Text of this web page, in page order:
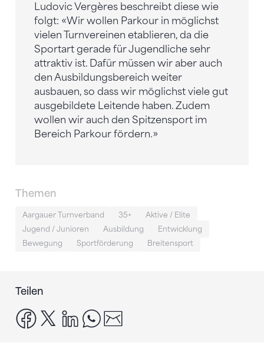
Ludovic Vergères beschreibt diese wie
folgt: «Wir wollen Parkour in möglichst
vielen Turnvereinen etablieren, da die
Sportart gerade für Jugendliche sehr
attraktiv ist. Dafür müssen wir aber auch
den Ausbildungsbereich weiter
ausbauen, so dass wir möglichst viele gut
ausgebildete Leitende haben. Zudem
wollen wir auch den Spitzensport im
Bereich Parkour fördern.»
Themen
Aargauer Turnverband 35+
Aktive / Elite
Jugend / Junioren
Ausbildung
Entwicklung
Bewegung
Sportförderung Breitensport
Teilen
facebook
x linkedinwhatsapp